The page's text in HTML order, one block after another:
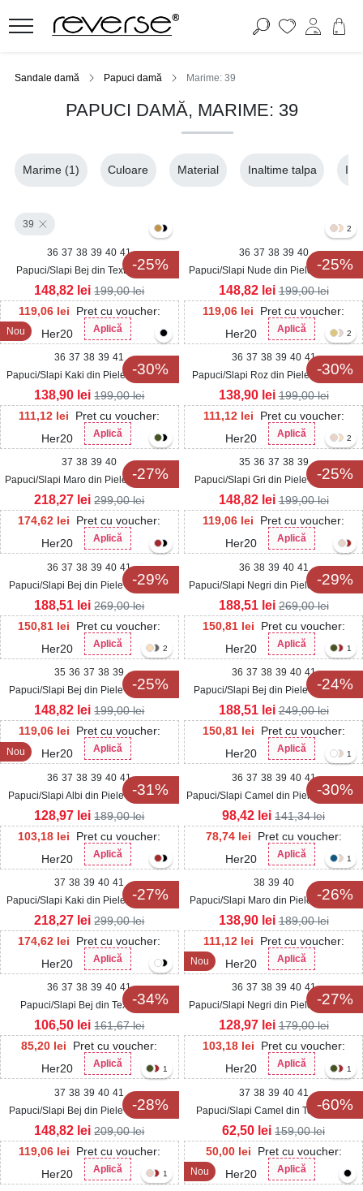
Sandale damă Papuci damă Marime: 39
PAPUCI DAMĂ, MARIME: 39
Marime (1) Culoare Material Inaltime talpa
39
-25%
36 37 38 39 40 41
Papuci/Slapi Bej din Textil Navari
119,06 lei
Pret cu voucher:
Her20
Aplică
148,82 lei 199,00lei
-25%
2
36 37 38 39 40
Papuci/Slapi Nude din Piele Ecologica
Eralyne
119,06 lei
Pret cu voucher:
Her20
Aplică
148,82 lei 199,00lei
Nou
-30%
36 37 38 39 41
Papuci/Slapi Kaki din Piele Ecologica
Drenya
111,12 lei
Pret cu voucher:
Her20
Aplică
138,90 lei 199,00lei
-30%
2
36 37 38 39 40 41
Papuci/Slapi Roz din Piele Ecologica
Intoarsa Cavely
111,12 lei
Pret cu voucher:
Her20
Aplică
138,90 lei 199,00lei
-27%
37 38 39 40
Papuci/Slapi Maro din Piele Ecologica
Intoarsa Halya
174,62 lei
Pret cu voucher:
Her20
Aplică
218,27 lei 299,00lei
-25%
2
35 36 37 38 39
Papuci/Slapi Gri din Piele Ecologica
Eralyne
119,06 lei
Pret cu voucher:
Her20
Aplică
148,82 lei 199,00lei
-29%
36 37 38 39 40 41
Papuci/Slapi Bej din Piele Ecologica
Intoarsa Davla
150,81 lei
Pret cu voucher:
Her20
Aplică
188,51 lei 269,00lei
-29%
36 38 39 40 41
Papuci/Slapi Negri din Piele Ecologica
Intoarsa Davla
150,81 lei
Pret cu voucher:
Her20
Aplică
188,51 lei 269,00lei
-25%
2
35 36 37 38 39
Papuci/Slapi Bej din Piele Ecologica
Eralyne
119,06 lei
Pret cu voucher:
Her20
Aplică
148,82 lei 199,00lei
-24%
1
36 37 38 39 40 41
Papuci/Slapi Bej din Piele Ecologica
Intoarsa Kinra
150,81 lei
Pret cu voucher:
Her20
Aplică
188,51 lei 249,00lei
Nou
-31%
36 37 38 39 40 41
Papuci/Slapi Albi din Piele Ecologica
Resha
103,18 lei
Pret cu voucher:
Her20
Aplică
128,97 lei 189,00lei
-30%
1
36 37 38 39 40 41
Papuci/Slapi Camel din Piele Ecologica
Ornella
78,74 lei
Pret cu voucher:
Her20
Aplică
98,42 lei 141,34lei
-27%
37 38 39 40 41
Papuci/Slapi Kaki din Piele Ecologica
Intoarsa Halya
174,62 lei
Pret cu voucher:
Her20
Aplică
218,27 lei 299,00lei
-26%
1
38 39 40
Papuci/Slapi Maro din Piele Ecologica
Intoarsa Zarya
111,12 lei
Pret cu voucher:
Her20
Aplică
138,90 lei 189,00lei
-34%
36 37 38 39 40 41
Papuci/Slapi Bej din Textil Eliza
85,20 lei
Pret cu voucher:
Her20
Aplică
106,50 lei 161,67lei
Nou
-27%
36 37 38 39 40 41
Papuci/Slapi Negri din Piele Ecologica
Intoarsa Sinira
103,18 lei
Pret cu voucher:
Her20
Aplică
128,97 lei 179,00lei
-28%
1
37 38 39 40 41
Papuci/Slapi Bej din Piele Ecologica
Intoarsa Isina
119,06 lei
Pret cu voucher:
Her20
Aplică
148,82 lei 209,00lei
-60%
1
37 38 39 40 41
Papuci/Slapi Camel din Textil Daria
50,00 lei
Pret cu voucher:
Her20
Aplică
62,50 lei 159,00lei
1 Nou